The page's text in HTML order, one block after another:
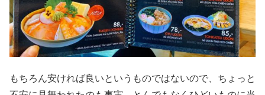
もちろん安ければ良いというものではないので、ちょっと